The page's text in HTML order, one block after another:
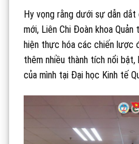
Hy vọng rằng dưới sự dẫn dắt
mới, Liên Chi Đoàn khoa
hiện thực hóa các chiến lược
thêm nhiều thành tích nổi
của mình tại Đại học Kinh tế